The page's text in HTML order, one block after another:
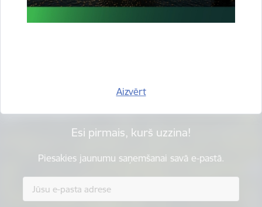
Aizvērt
Esi pirmais, kurš uzzina!
Piesakies jaunumu saņemšanai savā e-pastā.